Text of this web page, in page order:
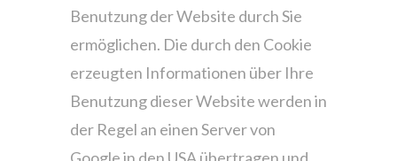
Benutzung der Website durch Sie
ermöglichen. Die durch den Cookie
erzeugten Informationen über Ihre
Benutzung dieser Website werden in
der Regel an einen Server von